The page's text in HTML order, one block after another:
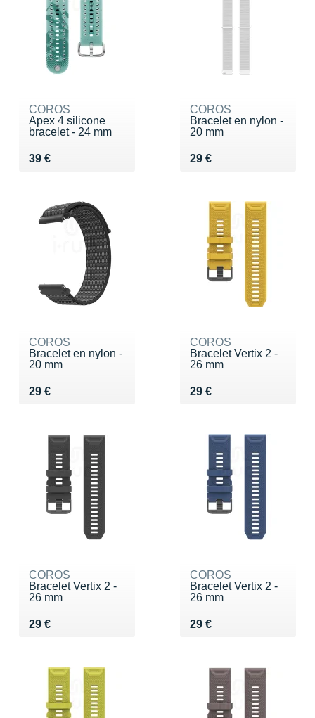
COROS
Apex 4 silicone
bracelet - 24 mm
39 €
Vendu 39 €
COROS
Bracelet en nylon -
20 mm
29 €
Vendu 29 €
COROS
Bracelet en nylon -
20 mm
29 €
Vendu 29 €
COROS
Bracelet Vertix 2 -
26 mm
29 €
Vendu 29 €
COROS
Bracelet Vertix 2 -
26 mm
29 €
Vendu 29 €
COROS
Bracelet Vertix 2 -
26 mm
29 €
Vendu 29 €